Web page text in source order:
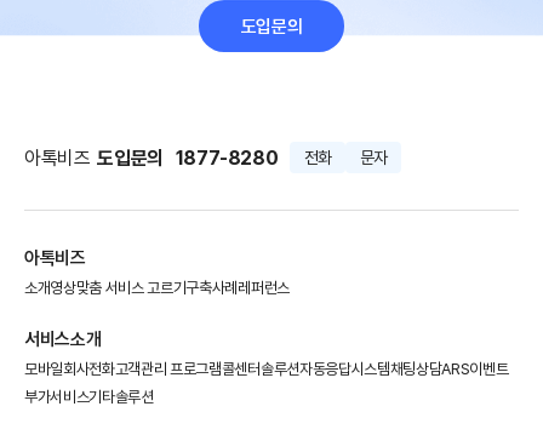
도입문의
아톡비즈 도입문의 1877-8280 전화 문자
아톡비즈
소개영상맞춤 서비스 고르기구축사례 레퍼런스
서비스소개
모바일회사전화고객관리 프로그램콜센터솔루션자동응답시스템채팅상담ARS이벤트
부가서비스기타솔루션